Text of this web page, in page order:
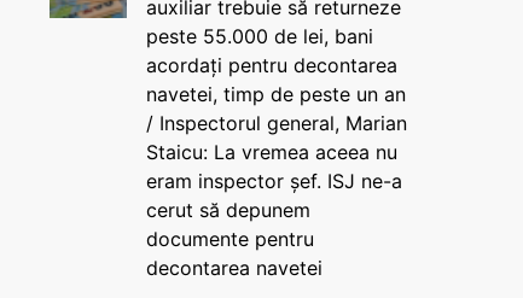
auxiliar trebuie să returneze
peste 55.000 de lei, bani
acordați pentru decontarea
navetei, timp de peste un an
/ Inspectorul general, Marian
Staicu: La vremea aceea nu
eram inspector șef. ISJ ne-a
cerut să depunem
documente pentru
decontarea navetei